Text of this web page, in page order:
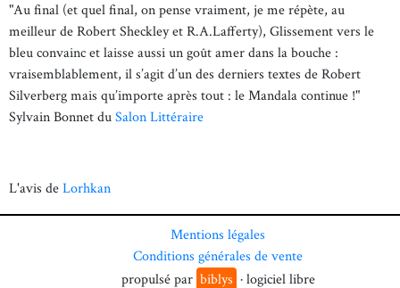
"Au final (et quel final, on pense vraiment, je me répète, au
meilleur de Robert Sheckley et R.A.Lafferty), Glissement vers le
bleu convainc et laisse aussi un goût amer dans la bouche :
vraisemblablement, il s’agit d’un des derniers textes de Robert
Silverberg mais qu’importe après tout : le Mandala continue !"
Sylvain Bonnet duSalon Littéraire
L'avis deLorhkan
Mentions légales
Conditions générales de vente
propulsé par biblys · logiciel libre